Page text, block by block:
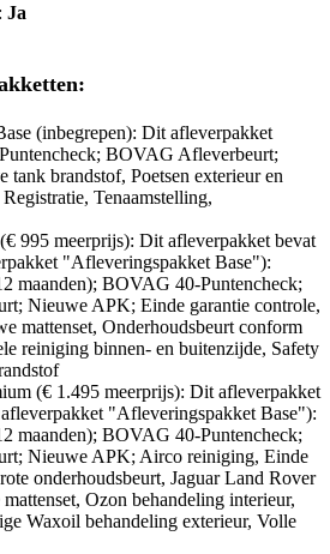
Ja
(inbegrepen): Dit afleverpakket
BOVAG Afleverbeurt;
brandstof, Poetsen exterieur en
Tenaamstelling,
995 meerprijs): Dit afleverpakket bevat
"Afleveringspakket Base"):
maanden); BOVAG 40-Puntencheck;
Nieuwe APK; Einde garantie controle,
mattenset, Onderhoudsbeurt conform
reiniging binnen- en buitenzijde, Safety
(€ 1.495 meerprijs): Dit afleverpakket
"Afleveringspakket Base"):
maanden); BOVAG 40-Puntencheck;
Nieuwe APK; Airco reiniging, Einde
onderhoudsbeurt, Jaguar Land Rover
Ozon behandeling interieur,
Waxoil behandeling exterieur, Volle